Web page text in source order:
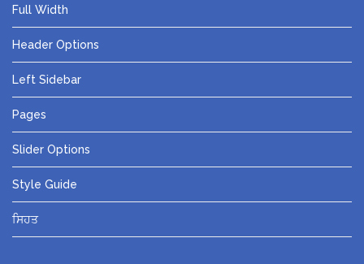
Full Width
Header Options
Left Sidebar
Pages
Slider Options
Style Guide
ਸਿਹਤ